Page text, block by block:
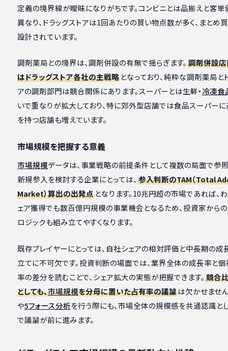
定義の境界線が曖昧になりがちです。コンビニとは品揃えと客
異なり、ドラッグストアは1回あたりの買い物点数が多く、まとめ
設計されています。
調剤薬局との境界は、調剤併設の有無で揺らぎます。 調剤併設
はドラッグストア各社の主戦略となっており、純粋な調剤薬局と
アの調剤部門は競合関係にあります。スーパーとは生鮮・冷凍食
いで重なりが拡大しており、特に郊外型店舗では食品スーパー
を持つ店舗も増えています。
市場規模を把握する意義
市場規模データは、事業戦略の前提条件として複数の局面で参照
新規参入を検討する企業にとっては、 参入判断のTAM（Total
Market）算出の出発点となります。10兆円超の市場であれば、
ェア獲得でも数百億円規模の事業機会となるため、投資家から
ロジックも組み立てやすくなります。
既存プレイヤーにとっては、自社シェアの相対評価と中長期の成
立てに不可欠です。投資判断の場面では、業界全体の成長率と
率の差分を読むことで、シェア拡大の実態が把握できます。 競合
としても、市場規模を分母に置いた占有率の議論は欠かせませ
や5フォース分析を行う際にも、市場全体の規模感を共通認識と
で議論が前に進みます。